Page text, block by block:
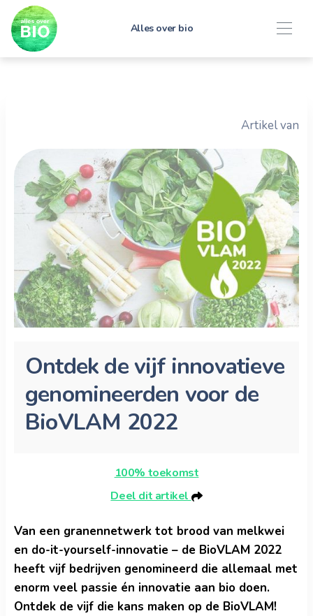
Alles over bio
Artikel van
Ontdek de vijf innovatieve
genomineerden voor de
BioVLAM 2022
100% toekomst
Deel dit artikel
Van een granennetwerk tot brood van melkwei
en do-it-yourself-innovatie – de BioVLAM 2022
heeft vijf bedrijven genomineerd die allemaal met
enorm veel passie én innovatie aan bio doen.
Ontdek de vijf die kans maken op de BioVLAM!